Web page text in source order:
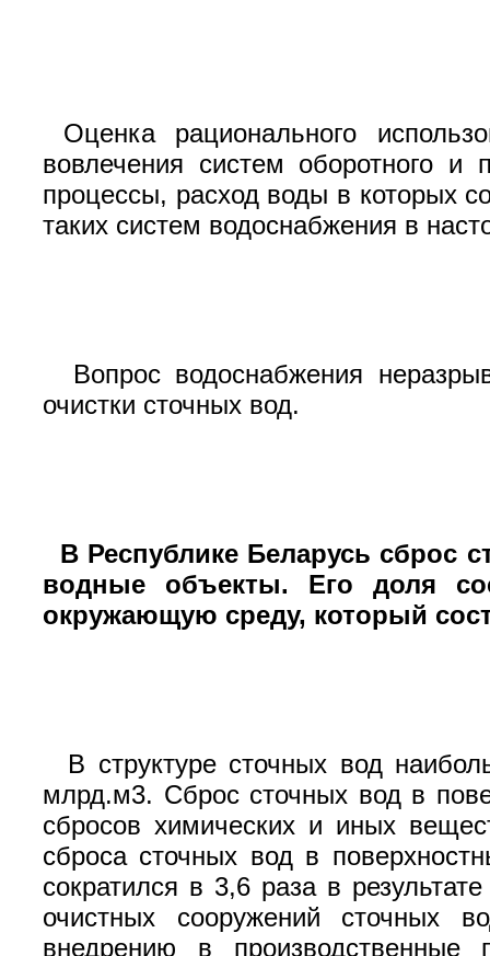
Оценка рационального
вовлечения систем оборотного и
процессы, расход воды в которых
таких систем водоснабжения в
Вопрос водоснабжения
очистки сточных вод.
В Республике Беларусь сброс
водные объекты. Его доля
окружающую среду, который
В структуре сточных вод
млрд.м3. Сброс сточных вод в
сбросов химических и иных
сброса сточных вод в
сократился в 3,6 раза в
очистных сооружений сточных
внедрению в производственные